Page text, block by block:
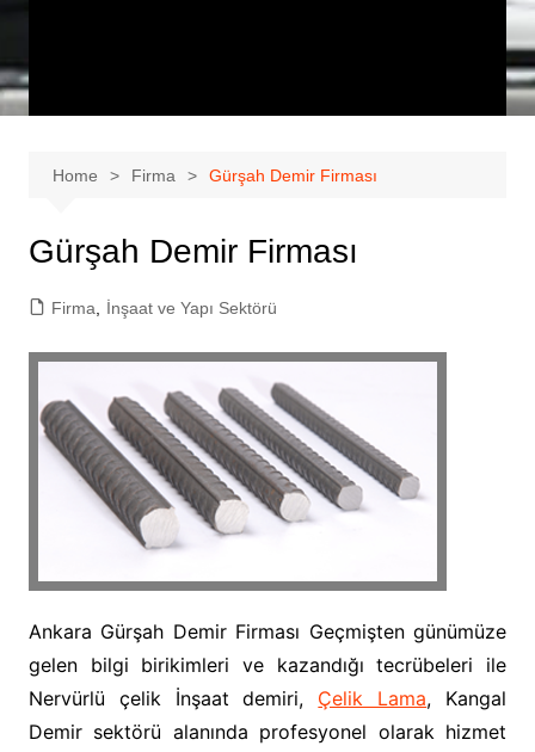
Home Firma Gürşah Demir Firması
Gürşah Demir Firması
Firma İnşaat ve Yapı Sektörü
Ankara Gürşah Demir Firması Geçmişten günümüze
gelen bilgi birikimleri ve kazandığı tecrübeleri ile
Nervürlü çelik İnşaat demiri, Çelik Lama, Kangal
Demir sektörü alanında profesyonel olarak hizmet